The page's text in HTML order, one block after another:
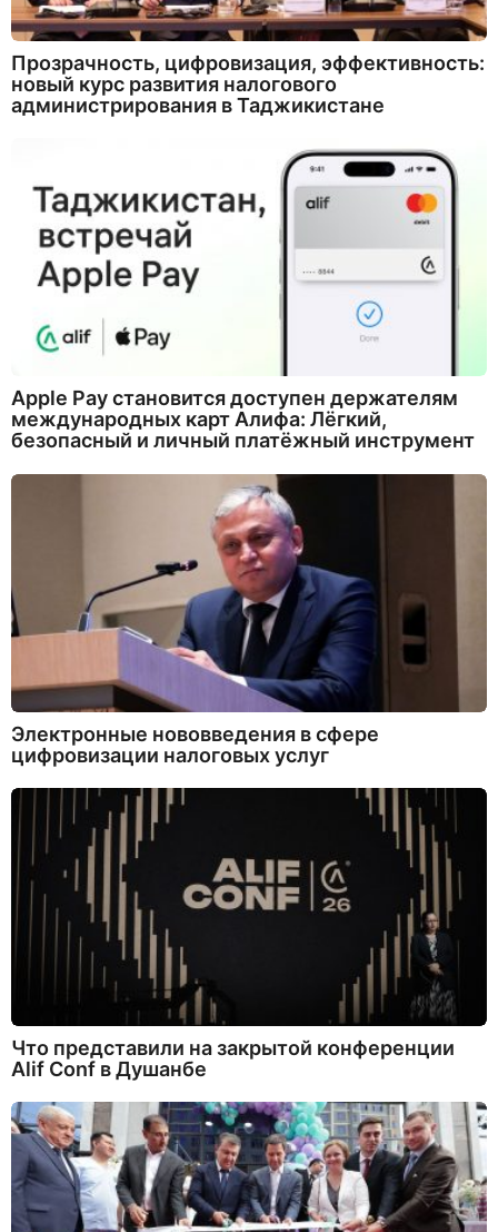
Прозрачность, цифровизация, эффективность:
новый курс развития налогового
администрирования в Таджикистане
Apple Pay становится доступен держателям
международных карт Алифа: Лёгкий,
безопасный и личный платёжный инструмент
Электронные нововведения в сфере
цифровизации налоговых услуг
Что представили на закрытой конференции
Alif Conf в Душанбе